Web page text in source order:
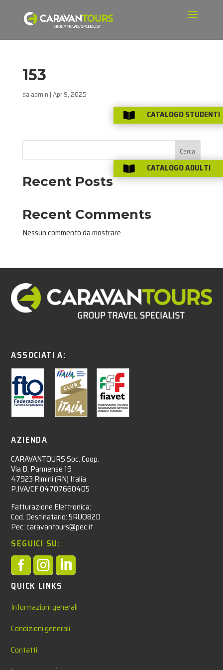
153
da admin |Apr 9, 2025
Cerca
Recent Posts
Recent Comments
Nessun commento da mostrare.
ASSOCIATI A:
AZIENDA
CARAVANTOURS Soc. Coop.
Via B. Parmense 19
47923 Rimini (RN) Italia
P.IVA/CF 04707660405
Fatturazione Elettronica:
Cod. Destinatario: 5RUO82D
Pec: caravantours@pec.it
SEGUICI SU:

QUICK LINKS
Informazioni generali
Condizioni generali
Contatti
 CATALOGO STUDENTI
 CATALOGO ADULTI